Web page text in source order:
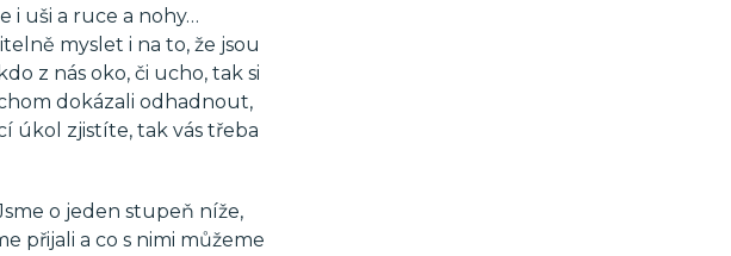
i uši a ruce a nohy…
myslet i na to, že jsou
z nás oko, či ucho, tak si
dokázali odhadnout,
úkol zjistíte, tak vás třeba
o jeden stupeň níže,
přijali a co s nimi můžeme